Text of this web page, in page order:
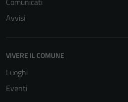
Avvisi
VIVERE IL COMUNE
Luoghi
Eventi